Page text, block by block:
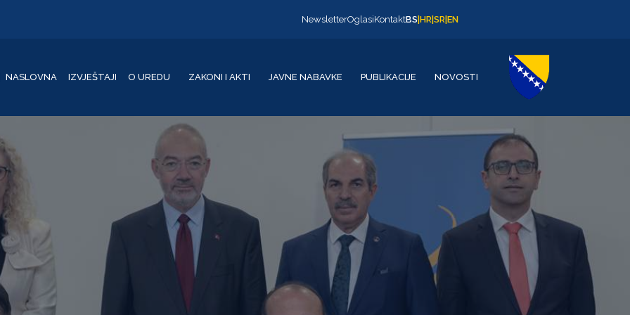
NewsletterOglasiKontaktBS HR SR EN
NASLOVNA IZVJEŠTAJI O UREDU ZAKONI I AKTI JAVNE NABAVKE PUBLIKACIJE NOVOSTI